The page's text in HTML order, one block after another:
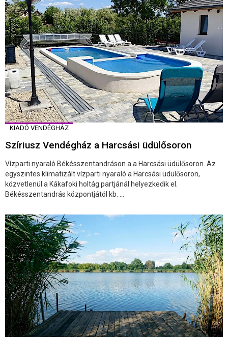
KIADÓ VENDÉGHÁZ
Szíriusz Vendégház a Harcsási üdülősoron
Vízparti nyaraló Békésszentandráson a a Harcsási üdülősoron. Az
egyszintes klimatizált vízparti nyaraló a Harcsási üdülősoron,
közvetlenül a Kákafoki holtág partjánál helyezkedik el.
Békésszentandrás központjától kb. ...